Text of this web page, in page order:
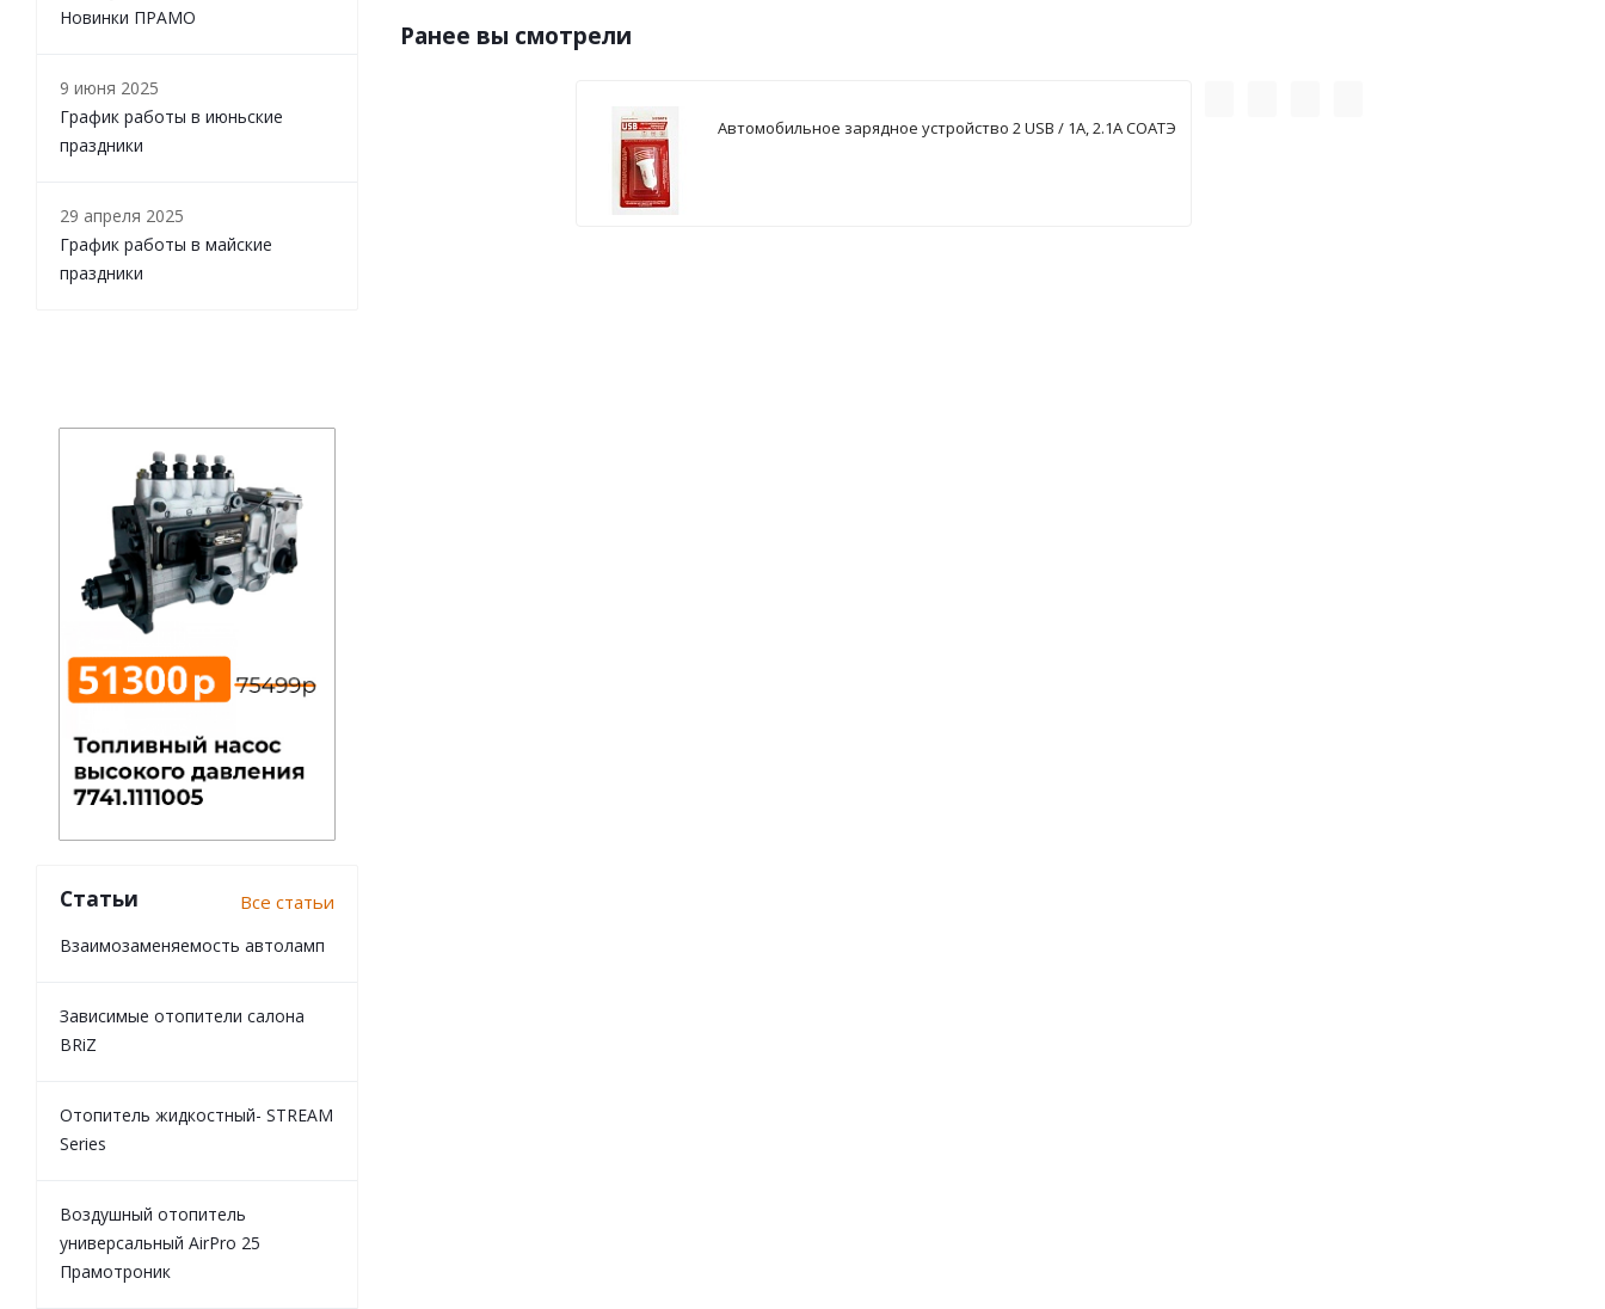
Ранее вы смотрели
Автомобильное зарядное устройство 2 USB / 1А, 2.1А СОАТЭ
Новинки ПРАМО
9 июня 2025
График работы в июньские
праздники
29 апреля 2025
График работы в майские
праздники
Статьи Все статьи
Взаимозаменяемость автоламп
Зависимые отопители салона
BRiZ
Отопитель жидкостный- STREAM
Series
Воздушный отопитель
универсальный AirPro 25
Прамотроник